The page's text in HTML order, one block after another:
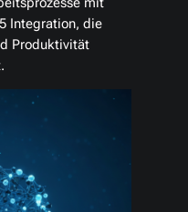
Integration, die
Produktivität